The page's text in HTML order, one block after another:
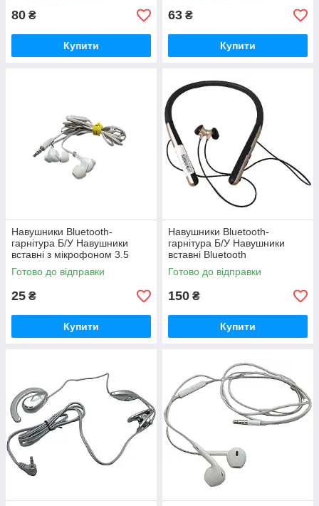
80 ₴
Купити
63 ₴
Купити
Навушники Bluetooth-
гарнітура Б/У Навушники
вставні з мікрофоном 3.5
Готово до відправки
25 ₴
Купити
Навушники Bluetooth-
гарнітура Б/У Навушники
вставні Bluetooth
Готово до відправки
150 ₴
Купити